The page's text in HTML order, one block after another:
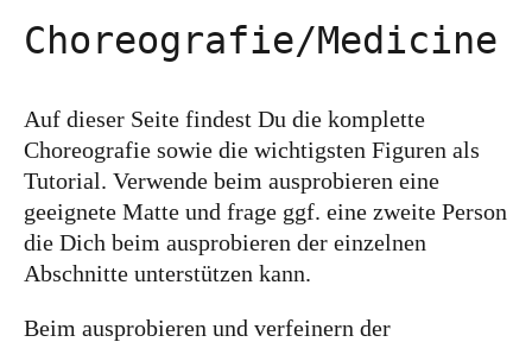
Über mich
FacebookYouTubeInstagram
Choreografie/Medicine
Auf dieser Seite findest Du die komplette
Choreografie sowie die wichtigsten Figuren als
Tutorial. Verwende beim ausprobieren eine
geeignete Matte und frage ggf. eine zweite Person
die Dich beim ausprobieren der einzelnen
Abschnitte unterstützen kann.
Beim ausprobieren und verfeinern der